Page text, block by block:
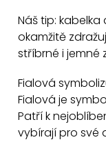
Náš tip:
okamžitě
stříbrné i jemné
Fialová
Fialová je
Patří k
vybírají pro své